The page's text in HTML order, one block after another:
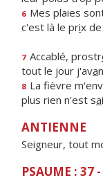
6 Mes plaies
c'est là le prix
7 Accablé, prostr
tout le jour j'ava
8 La fièvre
plus rien n'est sa
ANTIENNE
Seigneur, tout
PSAUME : 37